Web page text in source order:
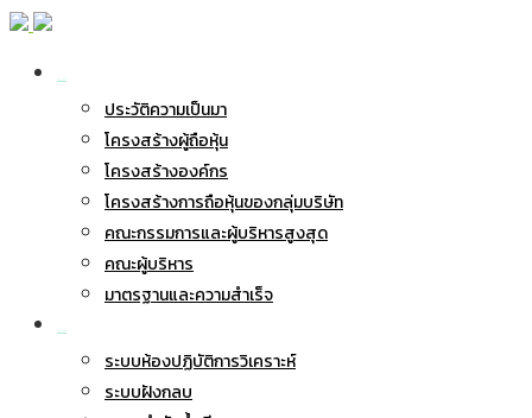
ประวัติความเป็นมา
โครงสร้างผู้ถือหุ้น
โครงสร้างองค์กร
โครงสร้างการถือหุ้นของกลุ่มบริษัท
คณะกรรมการและผู้บริหารสูงสุด
คณะผู้บริหาร
มาตรฐานและความสำเร็จ
ระบบห้องปฏิบัติการวิเคราะห์
ระบบฝังกลบ